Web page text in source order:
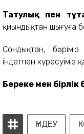
Татулық пен
қиындықтан шығуға
Сондықтан, бәріміз
індетпен күресуіміз
Береке мен бірлік
ҮНДЕУ